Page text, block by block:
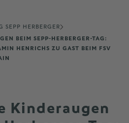
SEPP HERBERGER
BEIM SEPP-HERBERGER-TAG:
HENRICHS ZU GAST BEIM FSV
Kinderaugen